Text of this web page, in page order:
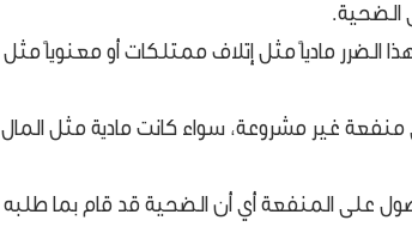
الضحية.
الضرر مادياً مثل إتلاف ممتلكات أو معنوياً مثل
غير مشروعة، سواء كانت مادية مثل المال
على المنفعة أي أن الضحية قد قام بما طلبه